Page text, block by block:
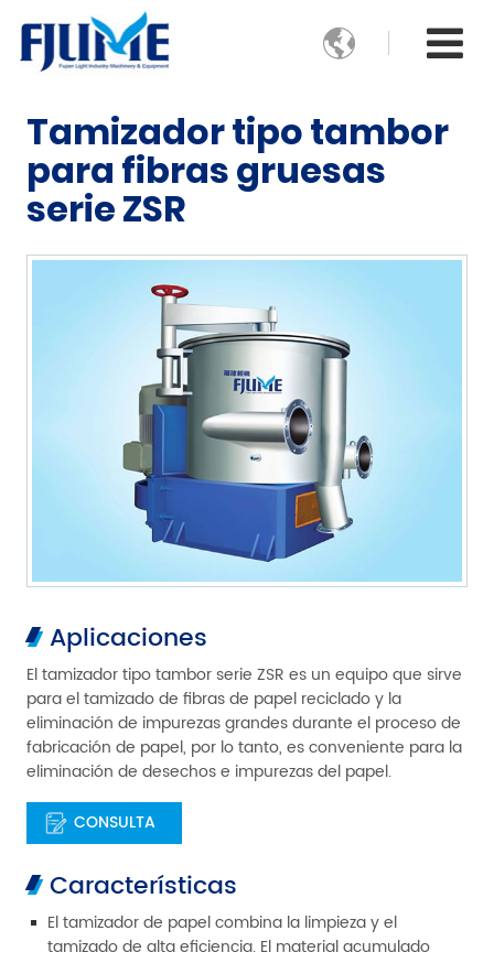

Tamizador tipo tambor
para fibras gruesas
serie ZSR
Aplicaciones
El tamizador tipo tambor serie ZSR es un equipo que sirve
para el tamizado de fibras de papel reciclado y la
eliminación de impurezas grandes durante el proceso de
fabricación de papel, por lo tanto, es conveniente para la
eliminación de desechos e impurezas del papel.
CONSULTA
Características
El tamizador de papel combina la limpieza y el
tamizado de alta eficiencia. El material acumulado